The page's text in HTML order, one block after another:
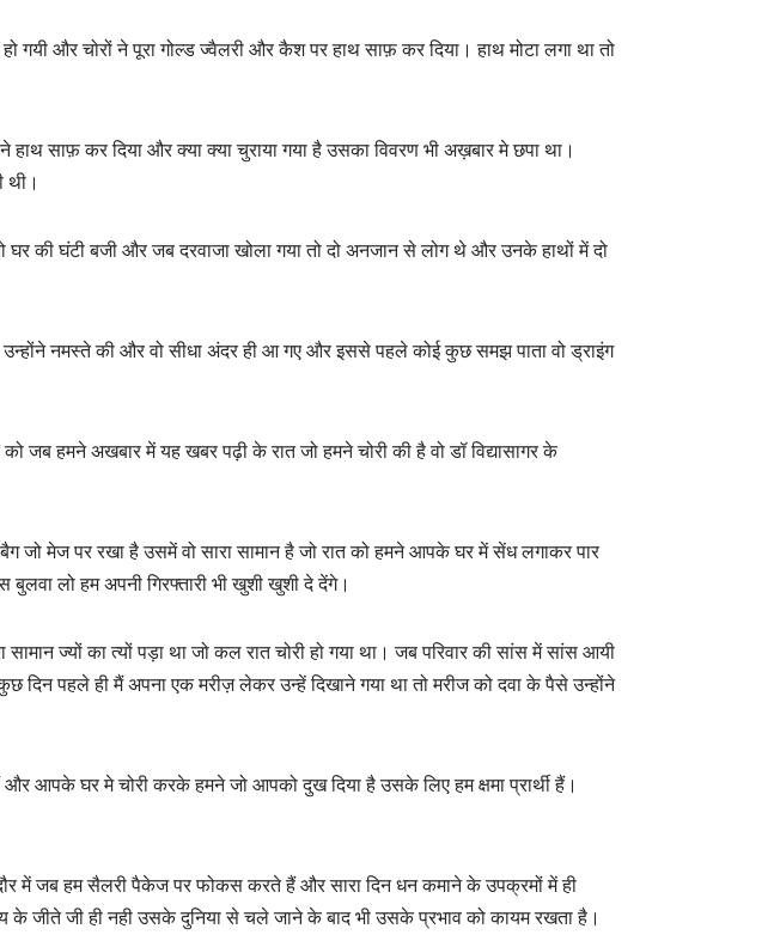
गयी और चोरों ने पूरा गोल्ड ज्वैलरी और कैश पर हाथ साफ़ कर दिया। हाथ मोटा लगा था तो
साफ़ कर दिया और क्या क्या चुराया गया है उसका विवरण भी अख़बार मे छपा था।
थी।
घर की घंटी बजी और जब दरवाजा खोला गया तो दो अनजान से लोग थे और उनके हाथों में दो
नमस्ते की और वो सीधा अंदर ही आ गए और इससे पहले कोई कुछ समझ पाता वो ड्राइंग
हमने अखबार में यह खबर पढ़ी के रात जो हमने चोरी की है वो डॉ विद्यासागर के
जो मेज पर रखा है उसमें वो सारा सामान है जो रात को हमने आपके घर में सेंध लगाकर पार
लो हम अपनी गिरफ्तारी भी खुशी खुशी दे देंगे।
ज्यों का त्यों पड़ा था जो कल रात चोरी हो गया था। जब परिवार की सांस में सांस आयी
दिन पहले ही मैं अपना एक मरीज़ लेकर उन्हें दिखाने गया था तो मरीज को दवा के पैसे उन्होंने
आपके घर मे चोरी करके हमने जो आपको दुख दिया है उसके लिए हम क्षमा प्रार्थी हैं।
जब हम सैलरी पैकेज पर फोकस करते हैं और सारा दिन धन कमाने के उपक्रमों में ही
के जीते जी ही नही उसके दुनिया से चले जाने के बाद भी उसके प्रभाव को कायम रखता है।